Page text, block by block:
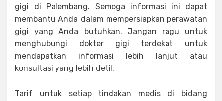
gigi di Palembang. Semoga informasi ini dapat
membantu Anda dalam mempersiapkan perawatan
gigi yang Anda butuhkan. Jangan ragu untuk
menghubungi dokter gigi terdekat untuk
mendapatkan informasi lebih lanjut atau
konsultasi yang lebih detil.
Tarif untuk setiap tindakan medis di bidang